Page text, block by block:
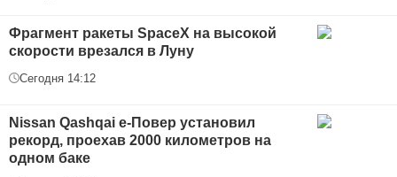
Фрагмент ракеты SpaceX на высокой
скорости врезался в Луну
Сегодня 14:12
Nissan Qashqai е-Повер установил
рекорд, проехав 2000 километров на
одном баке